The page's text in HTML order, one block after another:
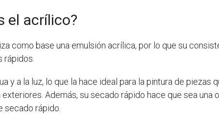
el acrílico?
como base una emulsión acrílica, por lo que su
rápidos.
y a la luz, lo que la hace ideal para la pintura de piezas
Además, su secado rápido hace que sea una
secado rápido.